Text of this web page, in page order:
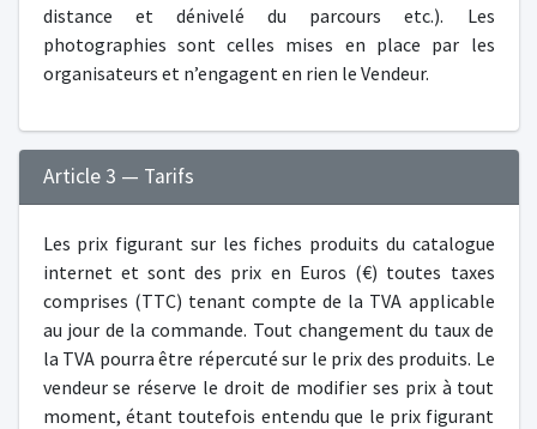
distance et dénivelé du parcours etc.). Les
photographies sont celles mises en place par les
organisateurs et n’engagent en rien le Vendeur.
Article 3 — Tarifs
Les prix figurant sur les fiches produits du catalogue
internet et sont des prix en Euros (€) toutes taxes
comprises (TTC) tenant compte de la TVA applicable
au jour de la commande. Tout changement du taux de
la TVA pourra être répercuté sur le prix des produits. Le
vendeur se réserve le droit de modifier ses prix à tout
moment, étant toutefois entendu que le prix figurant